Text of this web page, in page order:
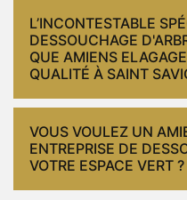
L’INCONTESTABLE
DESSOUCHAGE
QUE AMIENS
QUALITÉ À SAINT
VOUS VOULEZ UN
ENTREPRISE DE
VOTRE ESPACE VERT ?